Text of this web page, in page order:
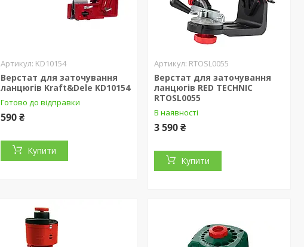
KD10154
Верстат для заточування
ланцюгів Kraft&Dele KD10154
Готово до відправки
590 ₴
Купити
RTOSL0055
Верстат для заточування
ланцюгів RED TECHNIC
RTOSL0055
В наявності
3 590 ₴
Купити